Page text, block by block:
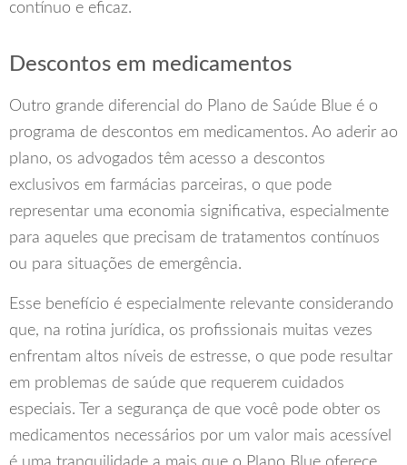
contínuo e eficaz.
Descontos em medicamentos
Outro grande diferencial do Plano de Saúde Blue é o
programa de descontos em medicamentos. Ao aderir ao
plano, os advogados têm acesso a descontos
exclusivos em farmácias parceiras, o que pode
representar uma economia significativa, especialmente
para aqueles que precisam de tratamentos contínuos
ou para situações de emergência.
Esse benefício é especialmente relevante considerando
que, na rotina jurídica, os profissionais muitas vezes
enfrentam altos níveis de estresse, o que pode resultar
em problemas de saúde que requerem cuidados
especiais. Ter a segurança de que você pode obter os
medicamentos necessários por um valor mais acessível